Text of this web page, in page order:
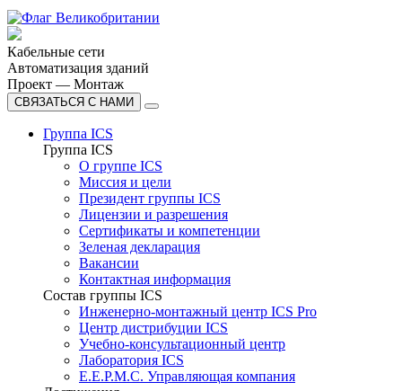
Кабельные сети
Автоматизация зданий
Проект — Монтаж
СВЯЗАТЬСЯ С НАМИ
Группа ICS
Группа ICS
О группе ICS
Миссия и цели
Президент группы ICS
Лицензии и разрешения
Сертификаты и компетенции
Зеленая декларация
Вакансии
Контактная информация
Состав группы ICS
Инженерно-монтажный центр ICS Pro
Центр дистрибуции ICS
Учебно-консультационный центр
Лаборатория ICS
E.E.P.M.C. Управляющая компания